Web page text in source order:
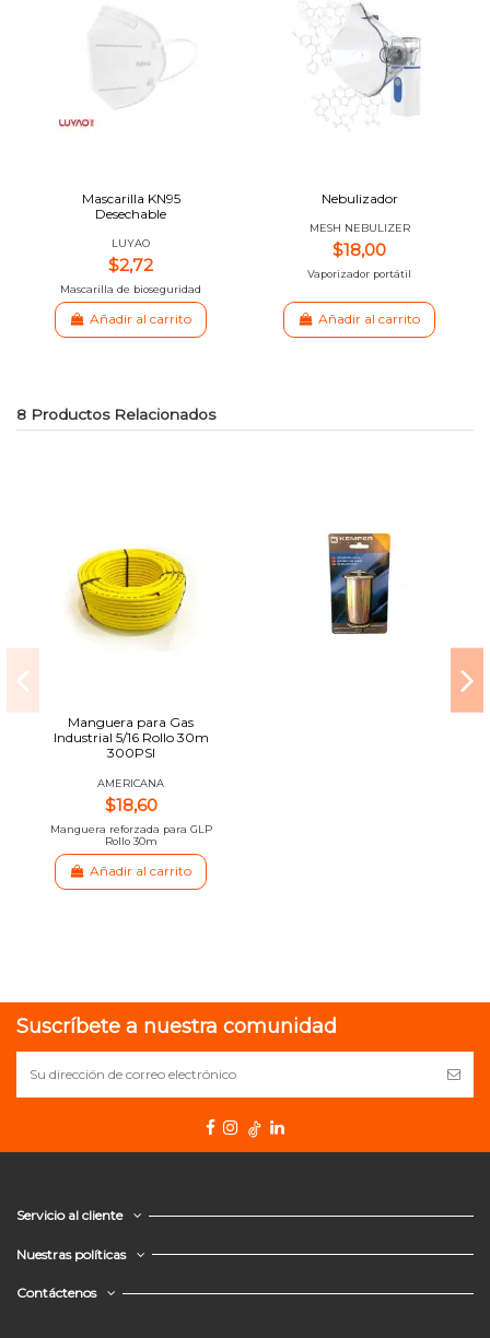
Mascarilla KN95
Desechable
LUYAO
$2,72
Mascarilla de bioseguridad
Añadir al carrito
Nebulizador
MESH NEBULIZER
$18,00
Vaporizador portátil
Añadir al carrito
8 Productos Relacionados
Manguera para Gas
Industrial 5/16 Rollo 30m
300PSI
AMERICANA
$18,60
Manguera reforzada para GLP
Rollo 30m
Añadir al carrito
Suscríbete a nuestra comunidad
Servicio al cliente
Nuestras políticas
Contáctenos